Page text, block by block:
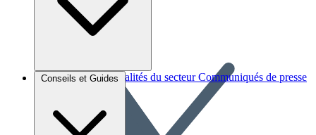
Brèves et actus Actualités du secteur Communiqués de presse
Conseils et Guides